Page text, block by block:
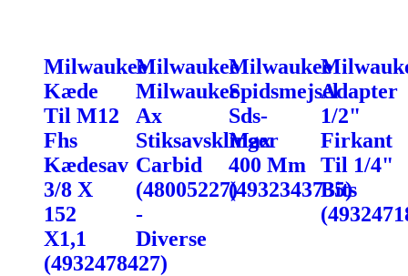
Milwaukee
Kæde
Til M12
Fhs
Kædesav
3/8 X
152
X1,1
(4932478427)
Milwaukee
Milwaukee
Ax
Stiksavsklinger
Carbid
(48005227)
-
Diverse
Milwaukee
Spidsmejsel
Sds-
Max
400 Mm
(4932343735)
Adapter
1/2"
Firkant
Til 1/4"
Bits